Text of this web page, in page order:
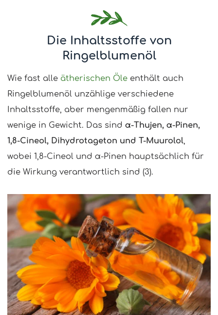
Die Inhaltsstoffe von
Ringelblumenöl
Wie fast alle ätherischen Öle enthält auch
Ringelblumenöl unzählige verschiedene
Inhaltsstoffe, aber mengenmäßig fallen nur
wenige in Gewicht. Das sind α-Thujen, α-Pinen,
1,8-Cineol, Dihydrotageton und T-Muurolol,
wobei 1,8-Cineol und α-Pinen hauptsächlich für
die Wirkung verantwortlich sind (3).